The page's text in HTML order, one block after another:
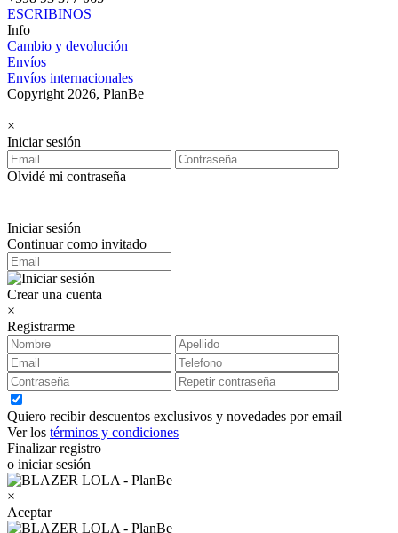
ESCRIBINOS
Info
Cambio y devolución
Envíos
Envíos internacionales
Copyright 2026, PlanBe
×
Iniciar sesión
Olvidé mi contraseña
Iniciar sesión
Continuar como invitado
Crear una cuenta
×
Registrarme
Quiero recibir descuentos exclusivos y novedades por email
Ver los términos y condiciones
Finalizar registro
o iniciar sesión
×
Aceptar